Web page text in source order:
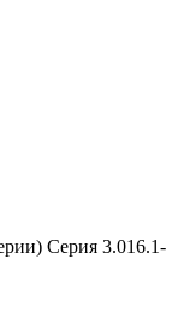
Серия 3.016.1-